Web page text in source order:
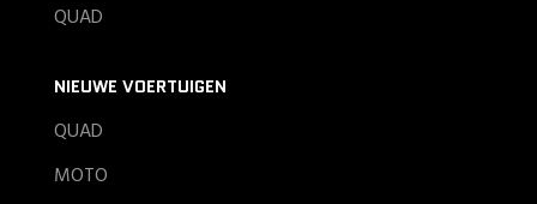
QUAD
NIEUWE VOERTUIGEN
QUAD
MOTO